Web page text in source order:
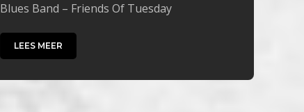
Blues Band – Friends Of Tuesday
LEES MEER